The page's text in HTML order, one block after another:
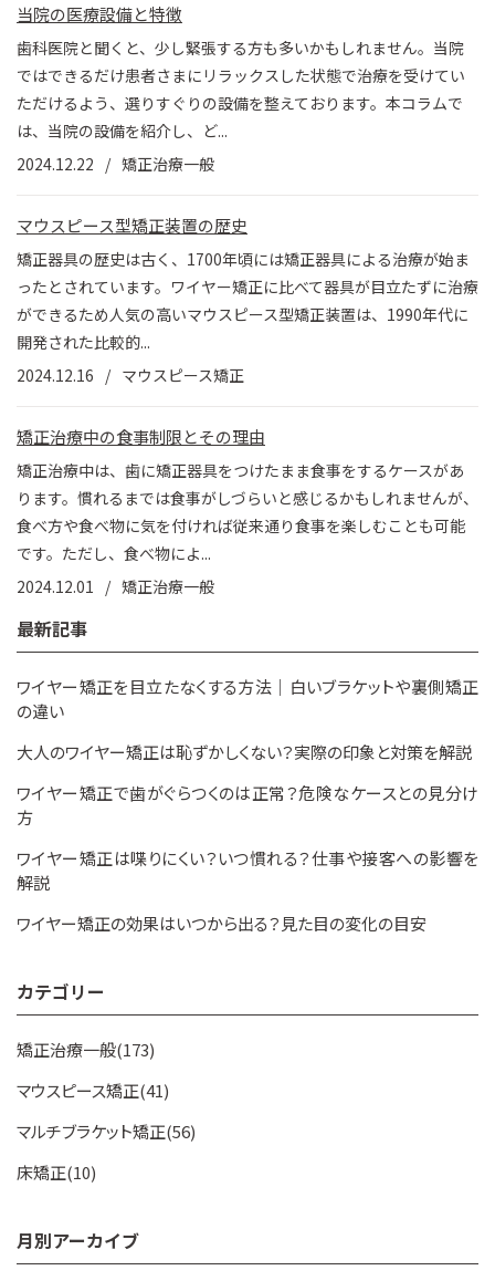
当院の医療設備と特徴
歯科医院と聞くと、少し緊張する方も多いかもしれません。当院
ではできるだけ患者さまにリラックスした状態で治療を受けてい
ただけるよう、選りすぐりの設備を整えております。本コラムで
は、当院の設備を紹介し、ど...
2024.12.22
矯正治療一般
マウスピース型矯正装置の歴史
矯正器具の歴史は古く、1700年頃には矯正器具による治療が始ま
ったとされています。ワイヤー矯正に比べて器具が目立たずに治療
ができるため人気の高いマウスピース型矯正装置は、1990年代に
開発された比較的...
2024.12.16
マウスピース矯正
矯正治療中の食事制限とその理由
矯正治療中は、歯に矯正器具をつけたまま食事をするケースがあ
ります。慣れるまでは食事がしづらいと感じるかもしれませんが、
食べ方や食べ物に気を付ければ従来通り食事を楽しむことも可能
です。ただし、食べ物によ...
2024.12.01
矯正治療一般
最新記事
ワイヤー矯正を目立たなくする方法｜白いブラケットや裏側矯正
の違い
大人のワイヤー矯正は恥ずかしくない？実際の印象と対策を解説
ワイヤー矯正で歯がぐらつくのは正常？危険なケースとの見分け
方
ワイヤー矯正は喋りにくい？いつ慣れる？仕事や接客への影響を
解説
ワイヤー矯正の効果はいつから出る？見た目の変化の目安
カテゴリー
矯正治療一般(173)
マウスピース矯正(41)
マルチブラケット矯正(56)
床矯正(10)
月別アーカイブ